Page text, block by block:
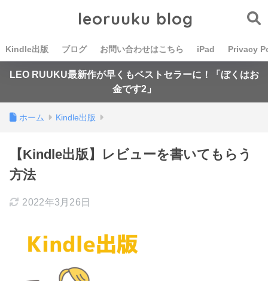
leoruuku blog
Kindle出版 ブログ お問い合わせはこちら iPad Privacy
LEO RUUKU最新作が早くもベストセラーに！「ぼくはお
金です2」
ホーム Kindle出版
【Kindle出版】レビューを書いてもらう
方法
2022年3月26日